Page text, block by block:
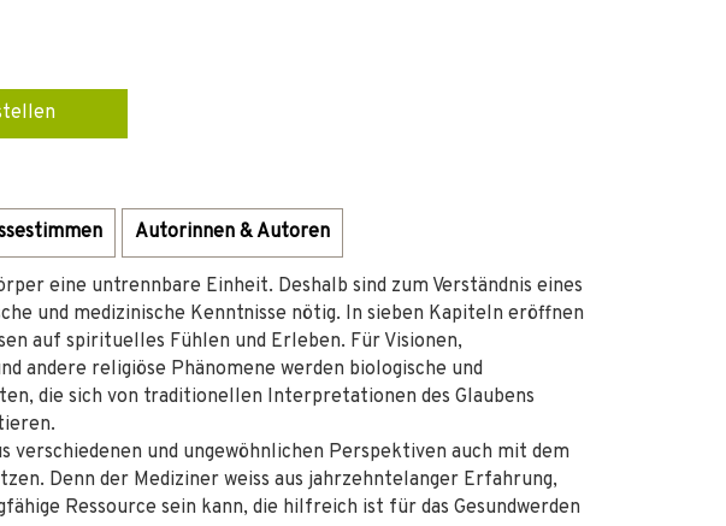
Autorinnen & Autoren
eine untrennbare Einheit. Deshalb sind zum Verständnis eines
und medizinische Kenntnisse nötig. In sieben Kapiteln eröffnen
auf spirituelles Fühlen und Erleben. Für Visionen,
andere religiöse Phänomene werden biologische und
die sich von traditionellen Interpretationen des Glaubens
verschiedenen und ungewöhnlichen Perspektiven auch mit dem
Denn der Mediziner weiss aus jahrzehntelanger Erfahrung,
Ressource sein kann, die hilfreich ist für das Gesundwerden